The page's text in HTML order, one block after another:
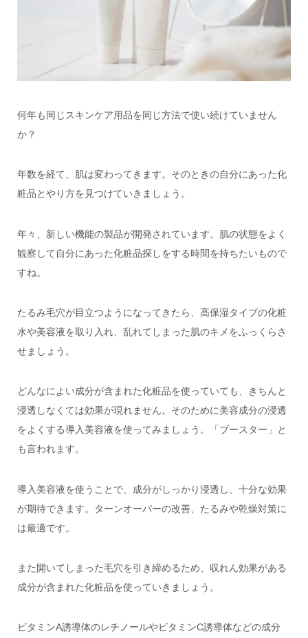
何年も同じスキンケア用品を同じ方法で使い続けていません
か？
年数を経て、肌は変わってきます。そのときの自分にあった化
粧品とやり方を見つけていきましょう。
年々、新しい機能の製品が開発されています。肌の状態をよく
観察して自分にあった化粧品探しをする時間を持ちたいもので
すね。
たるみ毛穴が目立つようになってきたら、高保湿タイプの化粧
水や美容液を取り入れ、乱れてしまった肌のキメをふっくらさ
せましょう。
どんなによい成分が含まれた化粧品を使っていても、きちんと
浸透しなくては効果が現れません。そのために美容成分の浸透
をよくする導入美容液を使ってみましょう。「ブースター」と
も言われます。
導入美容液を使うことで、成分がしっかり浸透し、十分な効果
が期待できます。ターンオーバーの改善、たるみや乾燥対策に
は最適です。
また 開いてしまった毛穴を引き締めるため、収れん効果がある
成分が含まれた化粧品を使っていきましょう。
ビタミンA誘導体のレチノールやビタミンC誘導体などの成分